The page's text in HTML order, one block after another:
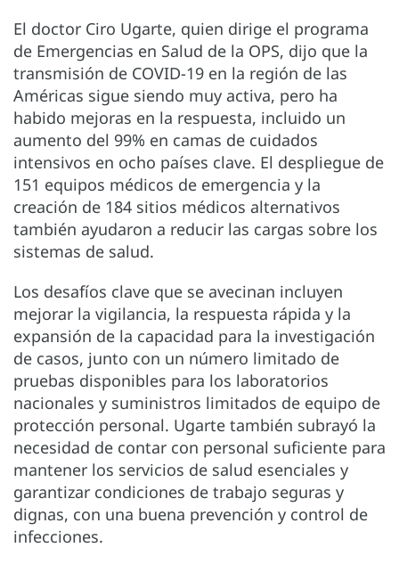
El doctor Ciro Ugarte, quien dirige el programa
de Emergencias en Salud de la OPS, dijo que la
transmisión de COVID-19 en la región de las
Américas sigue siendo muy activa, pero ha
habido mejoras en la respuesta, incluido un
aumento del 99% en camas de cuidados
intensivos en ocho países clave. El despliegue de
151 equipos médicos de emergencia y la
creación de 184 sitios médicos alternativos
también ayudaron a reducir las cargas sobre los
sistemas de salud.
Los desafíos clave que se avecinan incluyen
mejorar la vigilancia, la respuesta rápida y la
expansión de la capacidad para la investigación
de casos, junto con un número limitado de
pruebas disponibles para los laboratorios
nacionales y suministros limitados de equipo de
protección personal. Ugarte también subrayó la
necesidad de contar con personal suficiente para
mantener los servicios de salud esenciales y
garantizar condiciones de trabajo seguras y
dignas, con una buena prevención y control de
infecciones.